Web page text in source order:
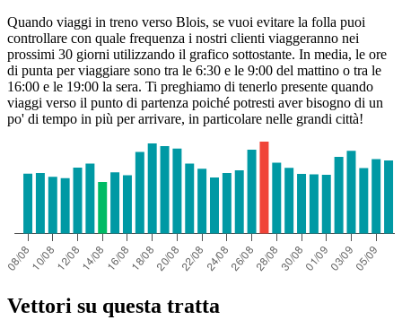
Quando viaggi in treno verso Blois, se vuoi evitare la folla puoi
controllare con quale frequenza i nostri clienti viaggeranno nei
prossimi 30 giorni utilizzando il grafico sottostante. In media, le ore
di punta per viaggiare sono tra le 6:30 e le 9:00 del mattino o tra le
16:00 e le 19:00 la sera. Ti preghiamo di tenerlo presente quando
viaggi verso il punto di partenza poiché potresti aver bisogno di un
po' di tempo in più per arrivare, in particolare nelle grandi città!
Vettori su questa tratta